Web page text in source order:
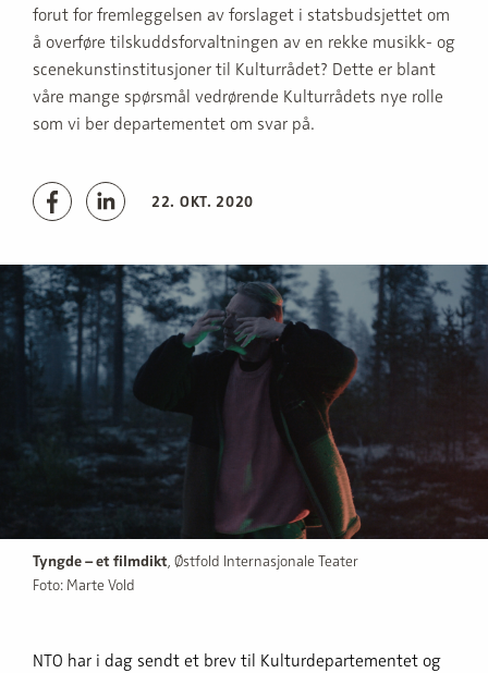
forut for fremleggelsen av forslaget i statsbudsjettet om
å overføre tilskuddsforvaltningen av en rekke musikk- og
scenekunstinstitusjoner til Kulturrådet? Dette er blant
våre mange spørsmål vedrørende Kulturrådets nye rolle
som vi ber departementet om svar på.
22. OKT. 2020
Tyngde – et filmdikt, Østfold Internasjonale Teater
Foto: Marte Vold
NTO har i dag sendt et brev til Kulturdepartementet og